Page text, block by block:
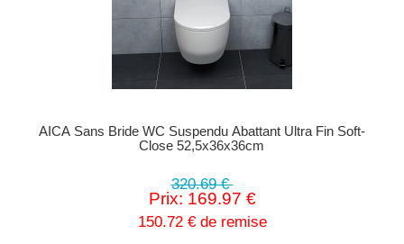
AICA Sans Bride WC Suspendu Abattant Ultra Fin Soft-
Close 52,5x36x36cm
320.69 €
Prix: 169.97 €
150.72 € de remise